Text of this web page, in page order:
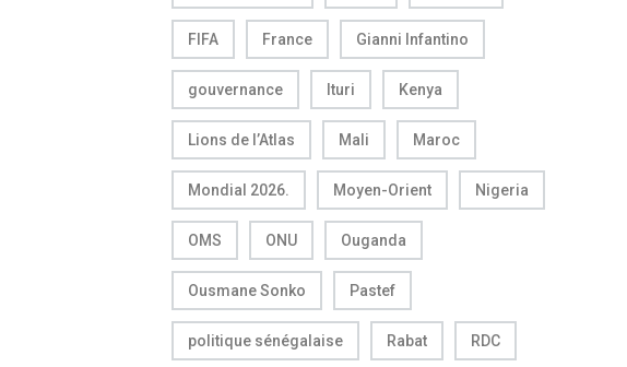
FIFA France Gianni Infantino
gouvernance Ituri Kenya
Lions de l’Atlas Mali Maroc
Mondial 2026. Moyen-Orient Nigeria
OMS ONU Ouganda
Ousmane Sonko Pastef
politique sénégalaise Rabat RDC